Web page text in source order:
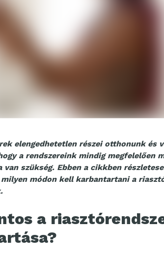
elengedhetetlen részei otthonunk és
a rendszereink mindig megfelelően
van szükség. Ebben a cikkben
módon kell karbantartani a
a